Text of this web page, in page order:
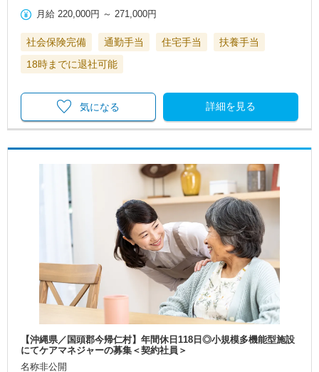
月給 220,000円 ～271,000円
社会保険完備 通勤手当 住宅手当
扶養手当
18時までに退社可能
詳細を見る
気になる
【沖縄県／国頭郡今帰仁村】年間休日118日◎小規模多機能型施設
にてケアマネジャーの募集＜契約社員＞
名称非公開